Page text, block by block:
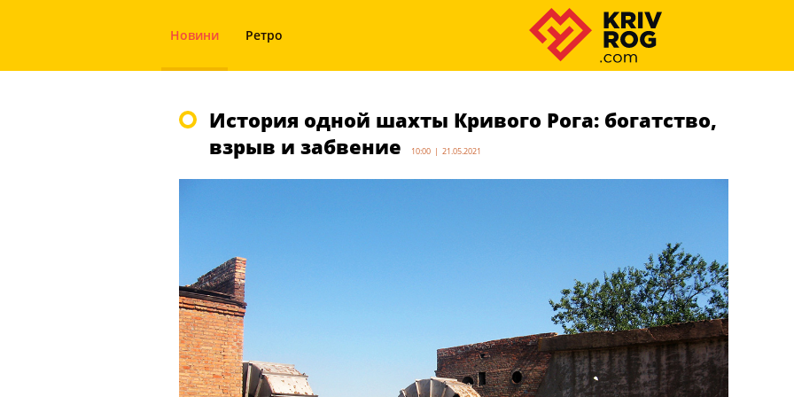
Новини Ретро
История одной шахты Кривого Рога: богатство,
взрыв и забвение
10:00 | 21.05.2021